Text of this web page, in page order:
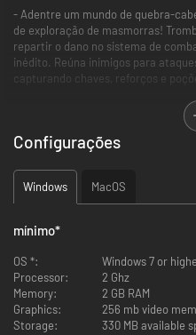
- Adentre um mundo de quebra-
de exploração de masmorras!
repartir o dano no sistema de
inédito. Reúna inimigos para
capturando chaves, reforços e
- Assuma o controle de mais de 10
Shovel Knight, cada qual com
.
Shovel Knight, cada qual com poder
- Equipe-se no improviso com uma
confronto.
- Jogue de diversas maneiras nos
e muito mais!
- O novo visual arrojado
Configurações
Windows MacOS
mínimo*
OS *:
Windows 7 or
Processor:
2 Ghz
Memory:
2 GB RAM
Graphics:
256 mb video
Storage:
330 MB available